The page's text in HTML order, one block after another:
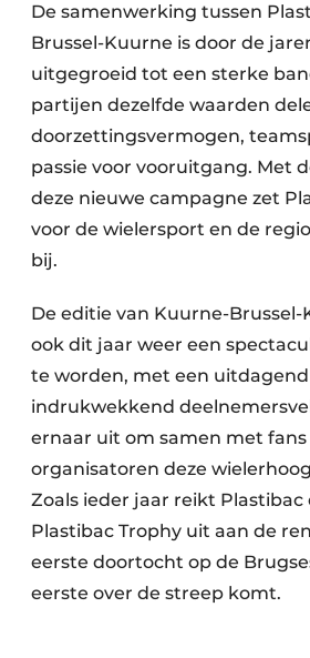
De samenwerking tussen
Brussel-Kuurne is door de
uitgegroeid tot een sterke
partijen dezelfde waarden
doorzettingsvermogen,
passie voor vooruitgang. Met
deze nieuwe campagne zet
voor de wielersport en de
bij.
De editie van Kuurne-
ook dit jaar weer een
te worden, met een
indrukwekkend
ernaar uit om samen met fans
organisatoren deze
Zoals ieder jaar reikt Plastibac
Plastibac Trophy uit aan de
eerste doortocht op de
eerste over de streep komt.